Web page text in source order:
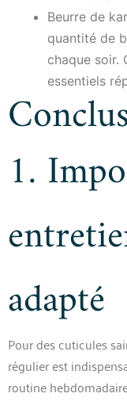
Beurre de
quantité de
chaque soir.
essentiels
1.
adapté
Pour des cuticules
régulier est
routine